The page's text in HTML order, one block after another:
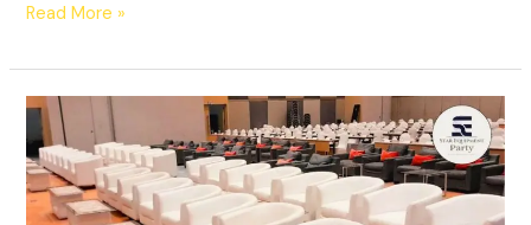
JASA
SOFA
&
KURSI
FUTURA
SCBD
JAKARTA
Read More »